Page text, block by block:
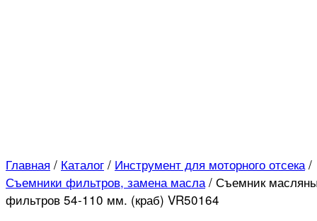
Главная / Каталог / Инструмент для моторного отсека /
Съемники фильтров, замена масла / Съемник
фильтров 54-110 мм. (краб) VR50164